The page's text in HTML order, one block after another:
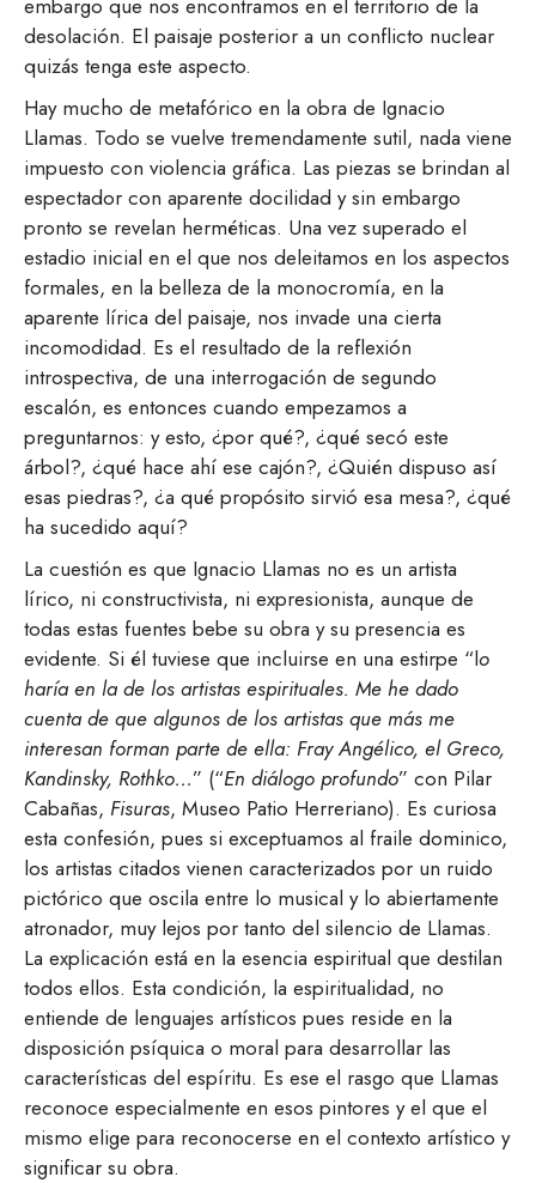
desolación. El paisaje posterior a un conflicto nuclear
quizás tenga este aspecto.
Hay mucho de metafórico en la obra de Ignacio
Llamas. Todo se vuelve tremendamente sutil, nada viene
impuesto con violencia gráfica. Las piezas se brindan al
espectador con aparente docilidad y sin embargo
pronto se revelan herméticas. Una vez superado el
estadio inicial en el que nos deleitamos en los aspectos
formales, en la belleza de la monocromía, en la
aparente lírica del paisaje, nos invade una cierta
incomodidad. Es el resultado de la reflexión
introspectiva, de una interrogación de segundo
escalón, es entonces cuando empezamos a
preguntarnos: y esto, ¿por qué?, ¿qué secó este
árbol?, ¿qué hace ahí ese cajón?, ¿Quién dispuso así
esas piedras?, ¿a qué propósito sirvió esa mesa?, ¿qué
ha sucedido aquí?
La cuestión es que Ignacio Llamas no es un artista
lírico, ni constructivista, ni expresionista, aunque de
todas estas fuentes bebe su obra y su presencia es
evidente. Si él tuviese que incluirse en una estirpe “lo
haría en la de los artistas espirituales. Me he dado
cuenta de que algunos de los artistas que más me
interesan forman parte de ella: Fray Angélico, el Greco,
Kandinsky, Rothko…” (“En diálogo profundo” con Pilar
Cabañas, Fisuras, Museo Patio Herreriano). Es curiosa
esta confesión, pues si exceptuamos al fraile dominico,
los artistas citados vienen caracterizados por un ruido
pictórico que oscila entre lo musical y lo abiertamente
atronador, muy lejos por tanto del silencio de Llamas.
La explicación está en la esencia espiritual que destilan
todos ellos. Esta condición, la espiritualidad, no
entiende de lenguajes artísticos pues reside en la
disposición psíquica o moral para desarrollar las
características del espíritu. Es ese el rasgo que Llamas
reconoce especialmente en esos pintores y el que el
mismo elige para reconocerse en el contexto artístico y
significar su obra.